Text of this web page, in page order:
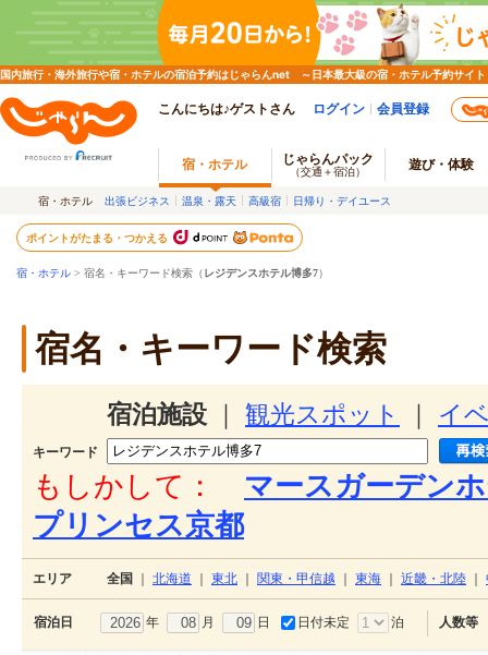
国内旅行・海外旅行や宿・ホテルの宿泊予約はじゃらんnet ～日本最大級の宿・ホテル予約サイト
こんにちは♪ゲストさん ログイン 会員登録
宿・ホテル じゃらんパック
（交通＋宿泊） 遊び・体験
宿・ホテル 出張ビジネス 温泉・露天 高級宿 日帰り・デイユース
ポイントがたまる・つかえる
宿・ホテル > 宿名・キーワード検索（レジデンスホテル博多7）
宿名・キーワード検索
宿泊施設 観光スポット イ
キーワード
もしかして：
マースガーデン
プリンセス京都
エリア 全国 北海道 東北 関東・甲信越 東海 近畿・北陸
宿泊日 年 月 日 日付未定 泊 人数等